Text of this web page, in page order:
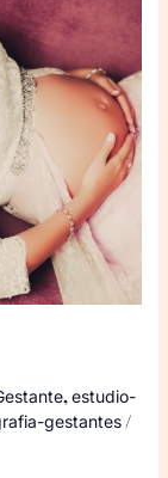
,estudio-
gestantes /